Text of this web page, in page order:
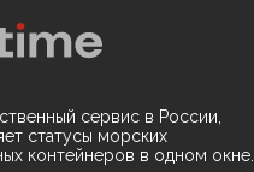
сервис в России,
статусы морских
контейнеров в одном окне.